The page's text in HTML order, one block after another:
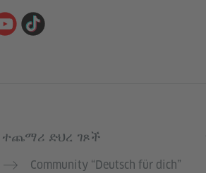
ተጨማሪ ድህረ ገጾች
Community “Deutsch für dich”